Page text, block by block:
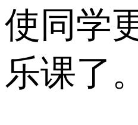
使同学
乐课了。